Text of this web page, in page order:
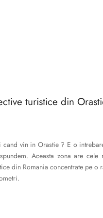
turistice din
cand vin in Orastie ? E o
Aceasta zona are cele
din Romania concentrate pe o